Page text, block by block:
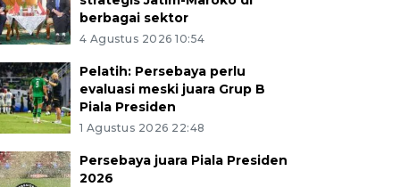
berbagai sektor
4 Agustus 2026 10:54
Pelatih: Persebaya perlu
evaluasi meski juara Grup B
Piala Presiden
1 Agustus 2026 22:48
Persebaya juara Piala Presiden
2026